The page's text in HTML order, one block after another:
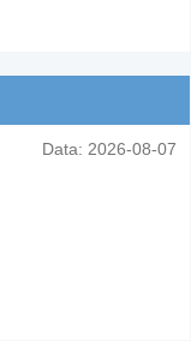
Data: 2026-08-07